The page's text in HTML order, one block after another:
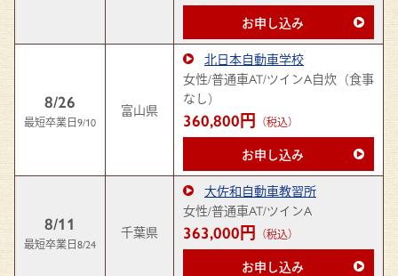
お申し込み
8/26
最短卒業日9/10
富山県
北日本自動車学校
女性/普通車AT/ツインA自炊（食事
なし）
360,800円 （税込）
お申し込み
8/11
最短卒業日8/24
千葉県
大佐和自動車教習所
女性/普通車AT/ツインA
363,000円 （税込）
お申し込み